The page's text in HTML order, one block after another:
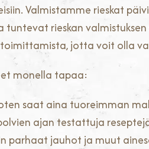
Valmistamme rieskat
rieskan
jotta voit olla
monella tapaa:
saat aina tuoreimman
ajan testattuja
parhaat jauhot ja muut